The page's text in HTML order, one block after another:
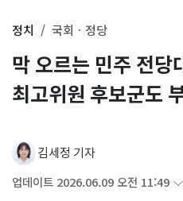
정치 국회ㆍ정당
막 오르는 민주 전
최고위원 후보군도
김세정 기자
업데이트 2026.06.09 오전 11:49